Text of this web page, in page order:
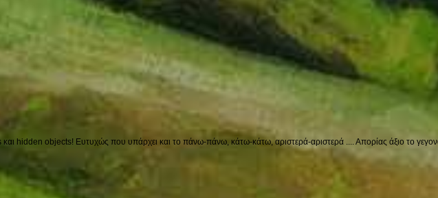
hidden objects! Ευτυχώς που υπάρχει και το πάνω-πάνω, κάτω-κάτω, αριστερά-αριστερά .... Απορίας άξιο το